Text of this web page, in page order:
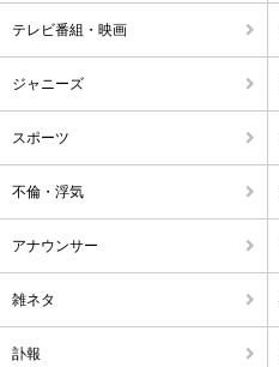
テレビ番組・映画
ジャニーズ
スポーツ
不倫・浮気
アナウンサー
雑ネタ
訃報